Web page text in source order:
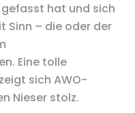
gefasst hat und sich
Sinn – die oder der
Eine tolle
sich AWO-
Nieser stolz.